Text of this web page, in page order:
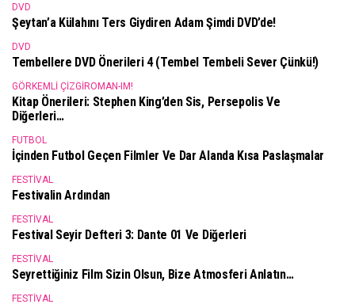
DVD
Şeytan’a Külahını Ters Giydiren Adam Şimdi DVD’de!
DVD
Tembellere DVD Önerileri 4 (Tembel Tembeli Sever Çünkü!)
GÖRKEMLI ÇIZGIROMAN-IM!
Kitap Önerileri: Stephen King’den Sis, Persepolis Ve
Diğerleri…
FUTBOL
İçinden Futbol Geçen Filmler Ve Dar Alanda Kısa Paslaşmalar
FESTIVAL
Festivalin Ardından
FESTIVAL
Festival Seyir Defteri 3: Dante 01 Ve Diğerleri
FESTIVAL
Seyrettiğiniz Film Sizin Olsun, Bize Atmosferi Anlatın…
FESTIVAL